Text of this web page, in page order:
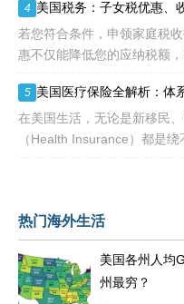
随着近年来国
4
若您符合条件，申领家庭税
惠不仅能降低您的应纳税额，甚至
变动，因为许
5 美国医疗保险全解析：体
在美国生活，无论是新移民
（Health Insurance）都是绕不开的话题。
热门海外生活
美国各州人均
州最穷？